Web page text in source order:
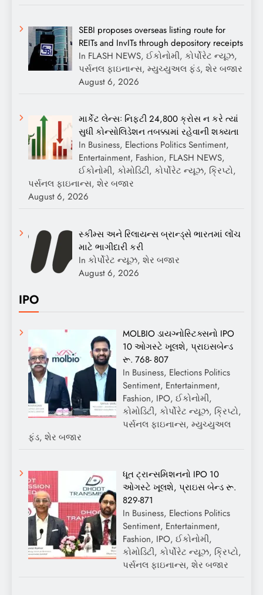
SEBI proposes overseas listing route for
REITs and InvITs through depository receipts
In FLASH NEWS, ઈકોનોમી, કોર્પોરેટ ન્યૂઝ,
પર્સનલ ફાઇનાન્સ, મ્યુચ્યુઅલ ફંડ, શેર બજાર
August 6, 2026
માર્કેટ લેન્સઃ નિફ્ટી 24,800 ક્રોસ ન કરે ત્યાં
સુધી કોન્સોલિડેશન તબક્કામાં રહેવાની શક્યતા
In Business, Elections Politics Sentiment,
Entertainment, Fashion, FLASH NEWS,
ઈકોનોમી, કોમોડિટી, કોર્પોરેટ ન્યૂઝ, ક્રિપ્ટો,
પર્સનલ ફાઇનાન્સ, શેર બજાર
August 6, 2026
સ્કીમ્સ અને રિલાયન્સ બ્રાન્ડ્સે ભારતમાં લોંચ
માટે ભાગીદારી કરી
In કોર્પોરેટ ન્યૂઝ, શેર બજાર
August 6, 2026
IPO
MOLBIO ડાયગ્નોસ્ટિક્સનો IPO
10 ઓગસ્ટે ખૂલશે, પ્રાઇસબેન્ડ
રૂ. 768- 807
In Business, Elections Politics
Sentiment, Entertainment,
Fashion, IPO, ઈકોનોમી,
કોમોડિટી, કોર્પોરેટ ન્યૂઝ, ક્રિપ્ટો,
પર્સનલ ફાઇનાન્સ, મ્યુચ્યુઅલ
ફંડ, શેર બજાર
ધૂત ટ્રાન્સમિશનનો IPO 10
ઓગસ્ટે ખૂલશે, પ્રાઇસ બેન્ડ રૂ.
829-871
In Business, Elections Politics
Sentiment, Entertainment,
Fashion, IPO, ઈકોનોમી,
કોમોડિટી, કોર્પોરેટ ન્યૂઝ, ક્રિપ્ટો,
પર્સનલ ફાઇનાન્સ, શેર બજાર